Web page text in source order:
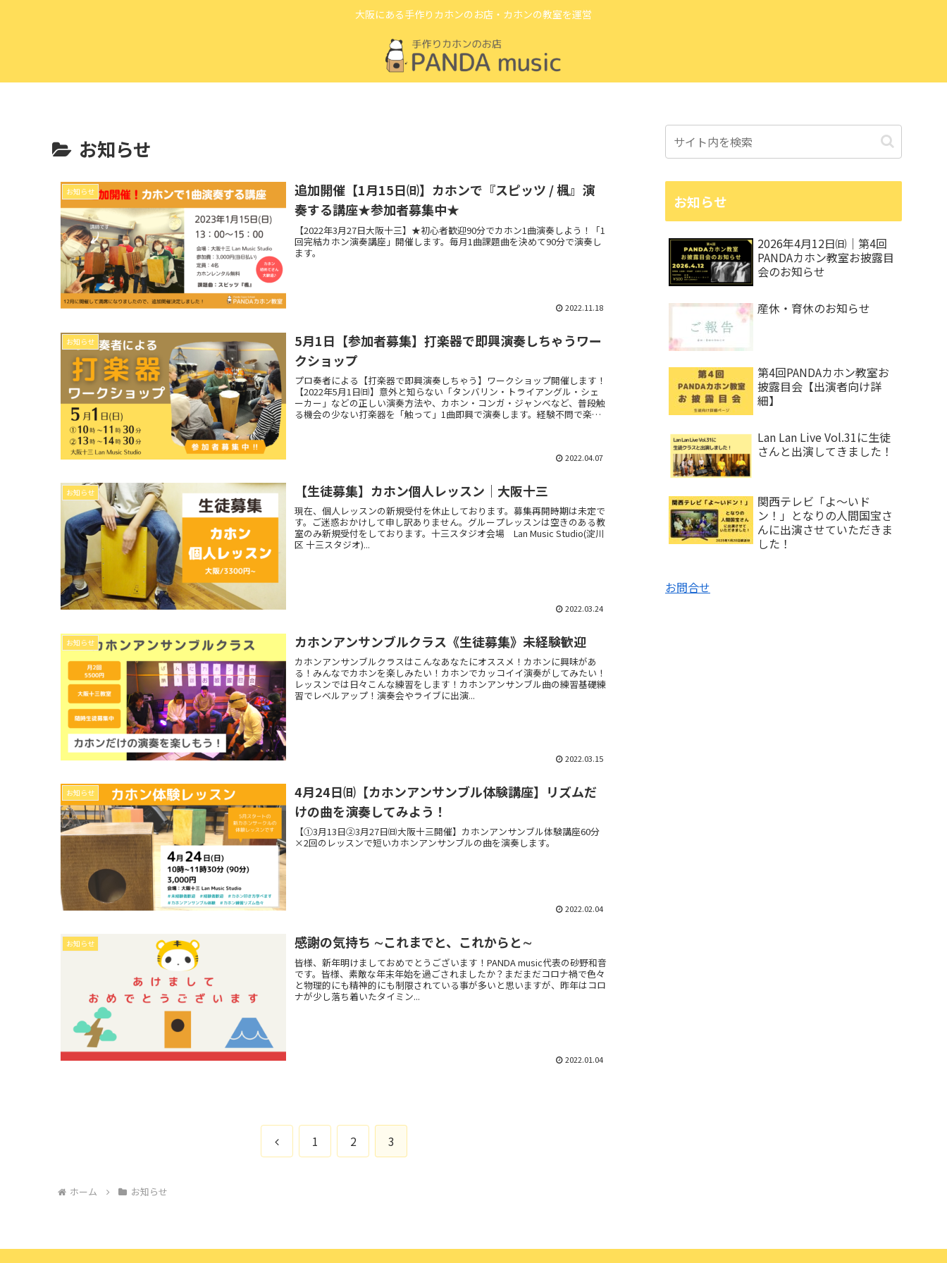
大阪にある手作りカホンのお店・カホンの教室を運営
お知らせ
お知らせ
追加開催【1月15日㈰】カホンで『スピッツ / 楓』演
奏する講座★参加者募集中★
【2022年3月27日大阪十三】★初心者歓迎90分でカホン1曲演奏しよう！「1
回完結カホン演奏講座」開催します。毎月1曲課題曲を決めて90分で演奏し
ます。
2022.11.18
お知らせ
5月1日【参加者募集】打楽器で即興演奏しちゃうワー
クショップ
プロ奏者による【打楽器で即興演奏しちゃう】ワークショップ開催します！
【2022年5月1日㈰】意外と知らない「タンバリン・トライアングル・シェ
ーカー」などの正しい演奏方法や、カホン・コンガ・ジャンベなど、普段触
る機会の少ない打楽器を「触って」1曲即興で演奏します。経験不問で楽し
2022.04.07
お知らせ 【生徒募集】カホン個人レッスン｜大阪十三
現在、個人レッスンの新規受付を休止しております。募集再開時期は未定で
す。ご迷惑おかけして申し訳ありません。グループレッスンは空きのある教
室のみ新規受付をしております。十三スタジオ会場 Lan Music Studio(淀川
区 十三スタジオ)...
2022.03.24
お知らせ カホンアンサンブルクラス《生徒募集》未経験歓迎
カホンアンサンブルクラスはこんなあなたにオススメ！カホンに興味があ
る！みんなでカホンを楽しみたい！カホンでカッコイイ演奏がしてみたい！
レッスンでは日々こんな練習をします！カホンアンサンブル曲の練習基礎練
習でレベルアップ！演奏会やライブに出演...
2022.03.15
お知らせ
4月24日㈰【カホンアンサンブル体験講座】リズムだ
けの曲を演奏してみよう！
【①3月13日②3月27日㈰大阪十三開催】カホンアンサンブル体験講座60分
×2回のレッスンで短いカホンアンサンブルの曲を演奏します。
2022.02.04
お知らせ 感謝の気持ち ∼これまでと、これからと∼
皆様、新年明けましておめでとうございます！PANDA music代表の砂野和音
です。皆様、素敵な年末年始を過ごされましたか？まだまだコロナ禍で色々
と物理的にも精神的にも制限されている事が多いと思いますが、昨年はコロ
ナが少し落ち着いたタイミン...
2022.01.04
前
1 2 3
ホーム お知らせ
お知らせ
2026年4月12日㈰｜第4回
PANDAカホン教室お披露目
会のお知らせ
産休・育休のお知らせ
第4回PANDAカホン教室お
披露目会【出演者向け詳
細】
Lan Lan Live Vol.31に生徒
さんと出演してきました！
関西テレビ「よ～いド
ン！」となりの人間国宝さ
んに出演させていただきま
した！
お問合せ